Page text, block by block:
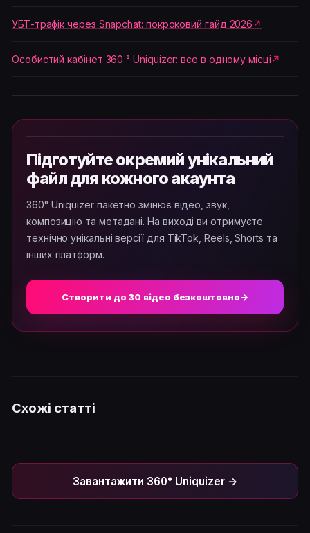
УБТ-трафік через Snapchat: покроковий гайд 2026
Особистий кабінет 360 ° Uniquizer: все в одному місці
Підготуйте окремий унікальний
файл для кожного акаунта
360° Uniquizer пакетно змінює відео, звук,
композицію та метадані. На виході ви отримуєте
технічно унікальні версії для TikTok, Reels, Shorts та
інших платформ.
Створити до 30 відео безкоштовно→
Схожі статті
Завантажити 360° Uniquizer →